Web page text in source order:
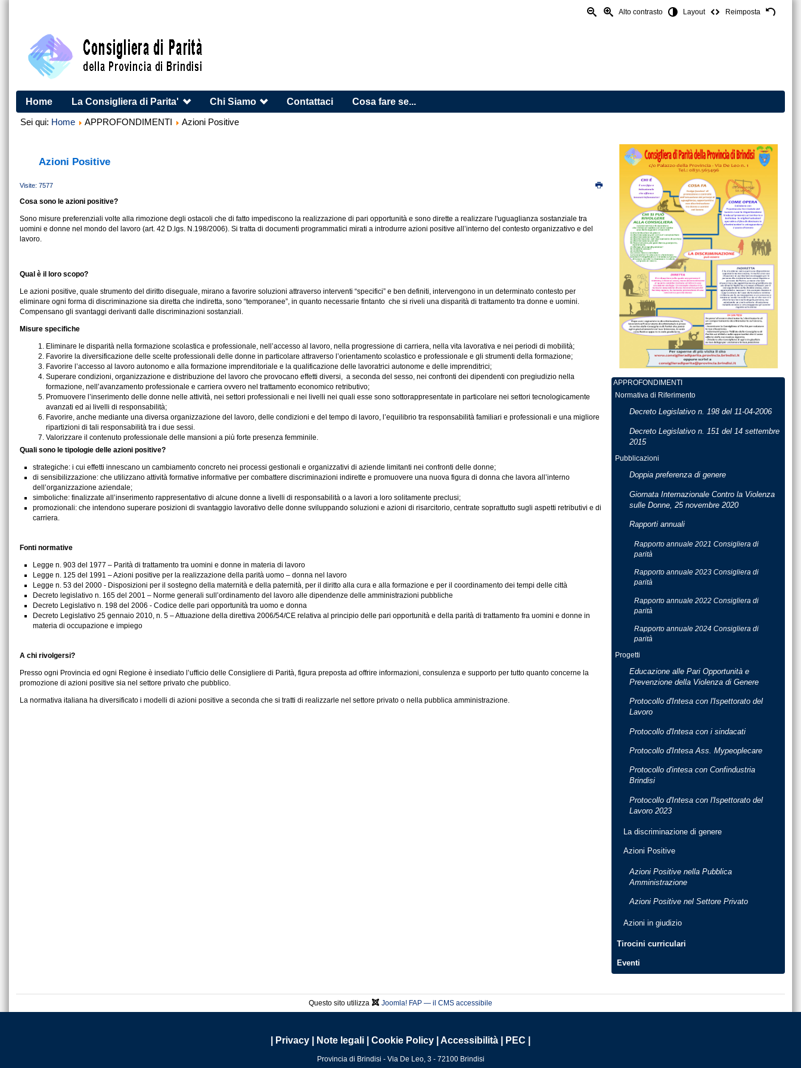
Alto contrasto Layout Reimposta
Home La Consigliera di Parita' Chi Siamo Contattaci Cosa fare se...
Sei qui: Home APPROFONDIMENTI Azioni Positive
Azioni Positive
Visite: 7577
Cosa sono le azioni positive?
Sono misure preferenziali volte alla rimozione degli ostacoli che di fatto impediscono la realizzazione di pari opportunità e sono dirette a realizzare l'uguaglianza sostanziale tra
uomini e donne nel mondo del lavoro (art. 42 D.lgs. N.198/2006). Si tratta di documenti programmatici mirati a introdurre azioni positive all’interno del contesto organizzativo e del
lavoro.
Qual è il loro scopo?
Le azioni positive, quale strumento del diritto diseguale, mirano a favorire soluzioni attraverso interventi “specifici” e ben definiti, intervengono in un determinato contesto per
eliminare ogni forma di discriminazione sia diretta che indiretta, sono “temporanee”, in quanto necessarie fintanto che si riveli una disparità di trattamento tra donne e uomini.
Compensano gli svantaggi derivanti dalle discriminazioni sostanziali.
Misure specifiche
Eliminare le disparità nella formazione scolastica e professionale, nell’accesso al lavoro, nella progressione di carriera, nella vita lavorativa e nei periodi di mobilità;
Favorire la diversificazione delle scelte professionali delle donne in particolare attraverso l’orientamento scolastico e professionale e gli strumenti della formazione;
Favorire l’accesso al lavoro autonomo e alla formazione imprenditoriale e la qualificazione delle lavoratrici autonome e delle imprenditrici;
Superare condizioni, organizzazione e distribuzione del lavoro che provocano effetti diversi, a seconda del sesso, nei confronti dei dipendenti con pregiudizio nella
formazione, nell’avanzamento professionale e carriera ovvero nel trattamento economico retributivo;
Promuovere l’inserimento delle donne nelle attività, nei settori professionali e nei livelli nei quali esse sono sottorappresentate in particolare nei settori tecnologicamente
avanzati ed ai livelli di responsabilità;
Favorire, anche mediante una diversa organizzazione del lavoro, delle condizioni e del tempo di lavoro, l’equilibrio tra responsabilità familiari e professionali e una migliore
ripartizioni di tali responsabilità tra i due sessi.
Valorizzare il contenuto professionale delle mansioni a più forte presenza femminile.
Quali sono le tipologie delle azioni positive?
strategiche: i cui effetti innescano un cambiamento concreto nei processi gestionali e organizzativi di aziende limitanti nei confronti delle donne;
di sensibilizzazione: che utilizzano attività formative informative per combattere discriminazioni indirette e promuovere una nuova figura di donna che lavora all’interno
dell’organizzazione aziendale;
simboliche: finalizzate all’inserimento rappresentativo di alcune donne a livelli di responsabilità o a lavori a loro solitamente preclusi;
promozionali: che intendono superare posizioni di svantaggio lavorativo delle donne sviluppando soluzioni e azioni di risarcitorio, centrate soprattutto sugli aspetti retributivi e di
carriera.
Fonti normative
Legge n. 903 del 1977 – Parità di trattamento tra uomini e donne in materia di lavoro
Legge n. 125 del 1991 – Azioni positive per la realizzazione della parità uomo – donna nel lavoro
Legge n. 53 del 2000 - Disposizioni per il sostegno della maternità e della paternità, per il diritto alla cura e alla formazione e per il coordinamento dei tempi delle città
Decreto legislativo n. 165 del 2001 – Norme generali sull’ordinamento del lavoro alle dipendenze delle amministrazioni pubbliche
Decreto Legislativo n. 198 del 2006 - Codice delle pari opportunità tra uomo e donna
Decreto Legislativo 25 gennaio 2010, n. 5 – Attuazione della direttiva 2006/54/CE relativa al principio delle pari opportunità e della parità di trattamento fra uomini e donne in
materia di occupazione e impiego
A chi rivolgersi?
Presso ogni Provincia ed ogni Regione è insediato l’ufficio delle Consigliere di Parità, figura preposta ad offrire informazioni, consulenza e supporto per tutto quanto concerne la
promozione di azioni positive sia nel settore privato che pubblico.
La normativa italiana ha diversificato i modelli di azioni positive a seconda che si tratti di realizzarle nel settore privato o nella pubblica amministrazione.
APPROFONDIMENTI
Normativa di Riferimento
Decreto Legislativo n. 198 del 11-04-2006
Decreto Legislativo n. 151 del 14 settembre
2015
Pubblicazioni
Doppia preferenza di genere
Giornata Internazionale Contro la Violenza
sulle Donne, 25 novembre 2020
Rapporti annuali
Rapporto annuale 2021 Consigliera di
parità
Rapporto annuale 2023 Consigliera di
parità
Rapporto annuale 2022 Consigliera di
parità
Rapporto annuale 2024 Consigliera di
parità
Progetti
Educazione alle Pari Opportunità e
Prevenzione della Violenza di Genere
Protocollo d'Intesa con l'Ispettorato del
Lavoro
Protocollo d'Intesa con i sindacati
Protocollo d'Intesa Ass. Mypeoplecare
Protocollo d'intesa con Confindustria
Brindisi
Protocollo d'Intesa con l'Ispettorato del
Lavoro 2023
La discriminazione di genere
Azioni Positive
Azioni Positive nella Pubblica
Amministrazione
Azioni Positive nel Settore Privato
Azioni in giudizio
Tirocini curriculari
Eventi
Questo sito utilizza Joomla! FAP — il CMS accessibile
Privacy Note legali Cookie Policy Accessibilità PEC
Provincia di Brindisi - Via De Leo, 3 - 72100 Brindisi